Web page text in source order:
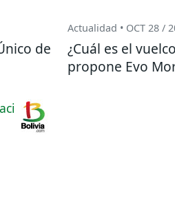
de
Actualidad • OCT 28 /
¿Cuál es el
propone Evo